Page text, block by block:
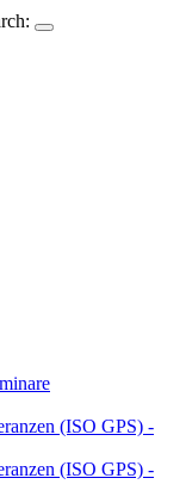
(ISO GPS) -
(ISO GPS) -